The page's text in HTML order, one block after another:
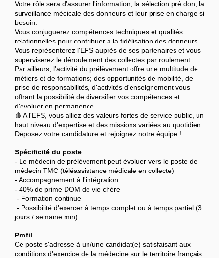
Votre rôle sera d'assurer l'information, la sélection pré don, la
surveillance médicale des donneurs et leur prise en charge si
besoin.
Vous conjuguerez compétences techniques et qualités
relationnelles pour contribuer à la fidélisation des donneurs.
Vous représenterez l'EFS auprès de ses partenaires et vous
superviserez le déroulement des collectes par roulement.
Par ailleurs, l'activité du prélèvement offre une multitude de
métiers et de formations; des opportunités de mobilité, de
prise de responsabilités, d'activités d'enseignement vous
offrant la possibilité de diversifier vos compétences et
d'évoluer en permanence.
🩸 A l'EFS, vous alliez des valeurs fortes de service public, un
haut niveau d'expertise et des missions variées au quotidien.
Déposez votre candidature et rejoignez notre équipe !
Spécificité du poste
- Le médecin de prélèvement peut évoluer vers le poste de
médecin TMC (téléassistance médicale en collecte).
- Accompagnement à l'intégration
- 40% de prime DOM de vie chère
- Formation continue
- Possibilité d'exercer à temps complet ou à temps partiel (3
jours / semaine min)
Profil
Ce poste s'adresse à un/une candidat(e) satisfaisant aux
conditions d'exercice de la médecine sur le territoire français.